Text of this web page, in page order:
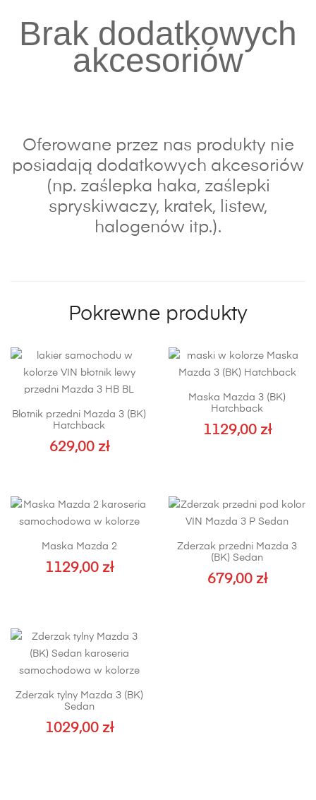
Brak dodatkowych
akcesoriów
Oferowane przez nas produkty nie
posiadają dodatkowych akcesoriów
(np. zaślepka haka, zaślepki
spryskiwaczy, kratek, listew,
halogenów itp.).
Pokrewne produkty
Błotnik przedni Mazda 3 (BK)
Hatchback
629,00 zł
ma
Opcje
można
produktu
Maska Mazda 3 (BK)
Hatchback
1129,00 zł
Maska Mazda 2
1129,00 zł
Zderzak przedni Mazda 3
(BK) Sedan
679,00 zł
Zderzak tylny Mazda 3 (BK)
Sedan
1029,00 zł